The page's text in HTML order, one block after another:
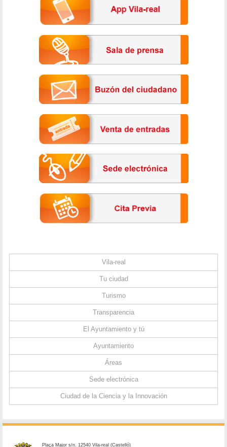
Vila-real
Tu ciudad
Turismo
Transparencia
El Ayuntamiento y tú
Ayuntamiento
Áreas
Sede electrónica
Ciudad de la Ciencia y la Innovación
Plaça Major s/n. 12540 Vila-real (Castelló)